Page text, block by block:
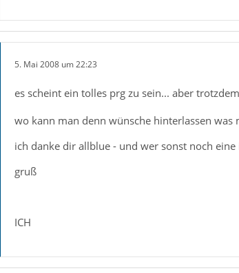
5. Mai 2008 um 22:23
es scheint ein tolles prg zu sein... aber
wo kann man denn wünsche hinterlassen was
ich danke dir allblue - und wer sonst noch
gruß
ICH